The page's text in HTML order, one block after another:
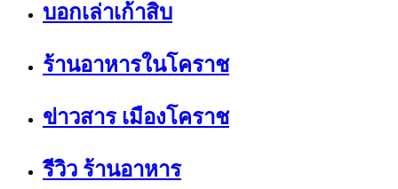
บอกเล่าเก้าสิบ
ร้านอาหารในโคราช
ข่าวสาร เมืองโคราช
รีวิว ร้านอาหาร